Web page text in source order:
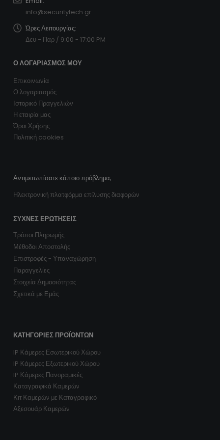
info@securitytech.gr
Ώρες Λειτουργίας:
Δευ - Παρ / 9:00 - 17:00 PM
Ο ΛΟΓΑΡΙΑΣΜΌΣ ΜΟΥ
Επικοινωνία
Ο λογαριασμός
Ιστορικό Πραγγελιών
Η εταιρία μας
Όροι Χρήσης
Πολιτική cookies
Αντιμετωπίσατε κάποιο πρόβλημα;
Ηλεκτρονική πλατφόρμα επίλυσης διαφορών
ΣΥΧΝΈΣ ΕΡΩΤΉΣΕΙΣ
Τρόποι Πληρωμής
Μέθοδοι Αποστολής
Επιστροφές - Υπαναχώρηση
Παραγγελίες
Στοιχεία Δημοσιότητας
Σχετικά με Εμάς
ΚΑΤΗΓΟΡΊΕΣ ΠΡΟΪΌΝΤΩΝ
IP Κάμερες Εσωτερικού Χώρου
IP Κάμερες Εξωτερικού Χώρου
IP Κάμερες Πανοραμικές
Καταγραφικά Καμερών
Κιτ Καμερών με Καταγραφικό
Αξεσουάρ Καμερών